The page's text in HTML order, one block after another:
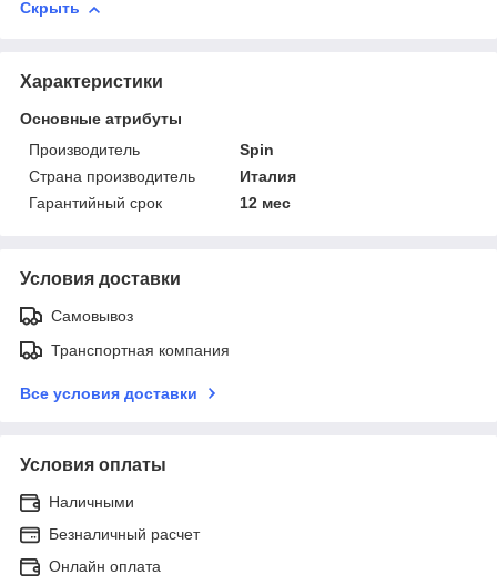
Скрыть
Характеристики
Основные атрибуты
Производитель
Spin
Страна производитель
Италия
Гарантийный срок
12 мес
Условия доставки
Самовывоз
Транспортная компания
Все условия доставки
Условия оплаты
Наличными
Безналичный расчет
Онлайн оплата